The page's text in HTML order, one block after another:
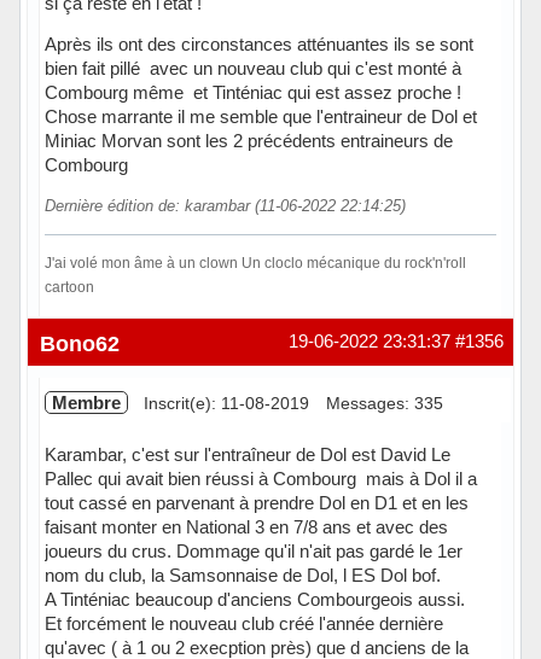
Après ils ont des circonstances atténuantes ils se sont
bien fait pillé avec un nouveau club qui c'est monté à
Combourg même et Tinténiac qui est assez proche !
Chose marrante il me semble que l'entraineur de Dol et
Miniac Morvan sont les 2 précédents entraineurs de
Combourg
Dernière édition de: karambar (11-06-2022 22:14:25)
J'ai volé mon âme à un clown Un cloclo mécanique du rock'n'roll
cartoon
Hors ligne #1356
19-06-2022 23:31:37
Bono62
Membre Inscrit(e): 11-08-2019 Messages: 335
Karambar, c'est sur l'entraîneur de Dol est David Le
Pallec qui avait bien réussi à Combourg mais à Dol il a
tout cassé en parvenant à prendre Dol en D1 et en les
faisant monter en National 3 en 7/8 ans et avec des
joueurs du crus. Dommage qu'il n'ait pas gardé le 1er
nom du club, la Samsonnaise de Dol, l ES Dol bof.
A Tinténiac beaucoup d'anciens Combourgeois aussi.
Et forcément le nouveau club créé l'année dernière
qu'avec ( à 1 ou 2 execption près) que d anciens de la